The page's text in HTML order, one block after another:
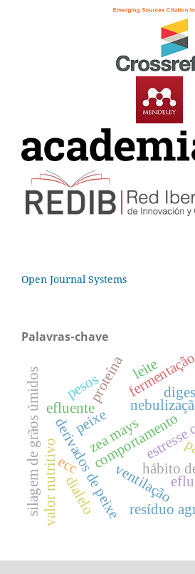
Open Journal Systems
Palavras-chave
peixe
derivados de peixe hábito
comportamento
ventilação
efluente
proteína
resíduo
zea mays
silagem de grãos úmidosvalor nutritivo
pesos
leite
ecc
dialelo